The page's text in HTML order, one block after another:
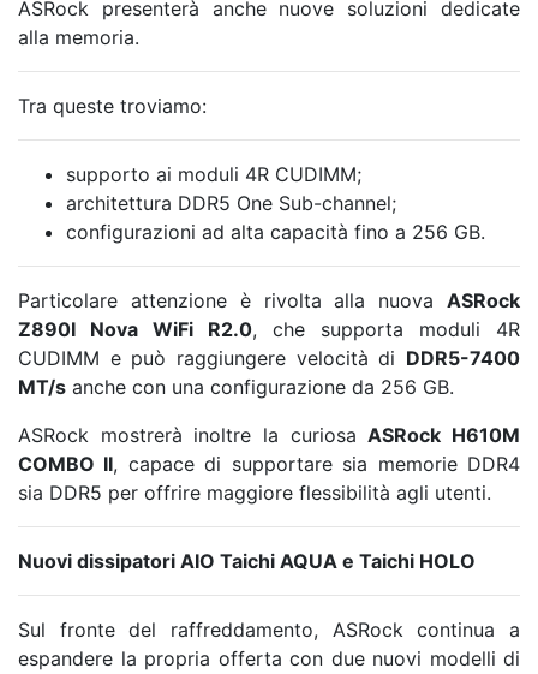
ASRock presenterà anche nuove soluzioni dedicate
alla memoria.
Tra queste troviamo:
supporto ai moduli 4R CUDIMM;
architettura DDR5 One Sub-channel;
configurazioni ad alta capacità fino a 256 GB.
Particolare attenzione è rivolta alla nuova ASRock
Z890I Nova WiFi R2.0, che supporta moduli 4R
CUDIMM e può raggiungere velocità di DDR5-7400
MT/s anche con una configurazione da 256 GB.
ASRock mostrerà inoltre la curiosaASRock H610M
COMBO II, capace di supportare sia memorie DDR4
sia DDR5 per offrire maggiore flessibilità agli utenti.
Nuovi dissipatori AIO Taichi AQUA e Taichi HOLO
Sul fronte del raffreddamento, ASRock continua a
espandere la propria offerta con due nuovi modelli di